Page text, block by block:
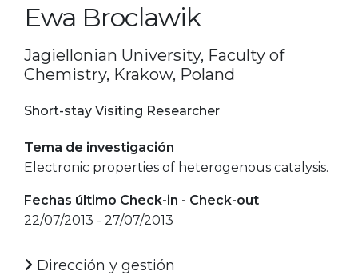
Ewa Broclawik
Jagiellonian University, Faculty of
Chemistry, Krakow, Poland
Short-stay Visiting Researcher
Tema de investigación
Electronic properties of heterogenous catalysis.
Fechas último Check-in - Check-out
22/07/2013 - 27/07/2013
Dirección y gestión